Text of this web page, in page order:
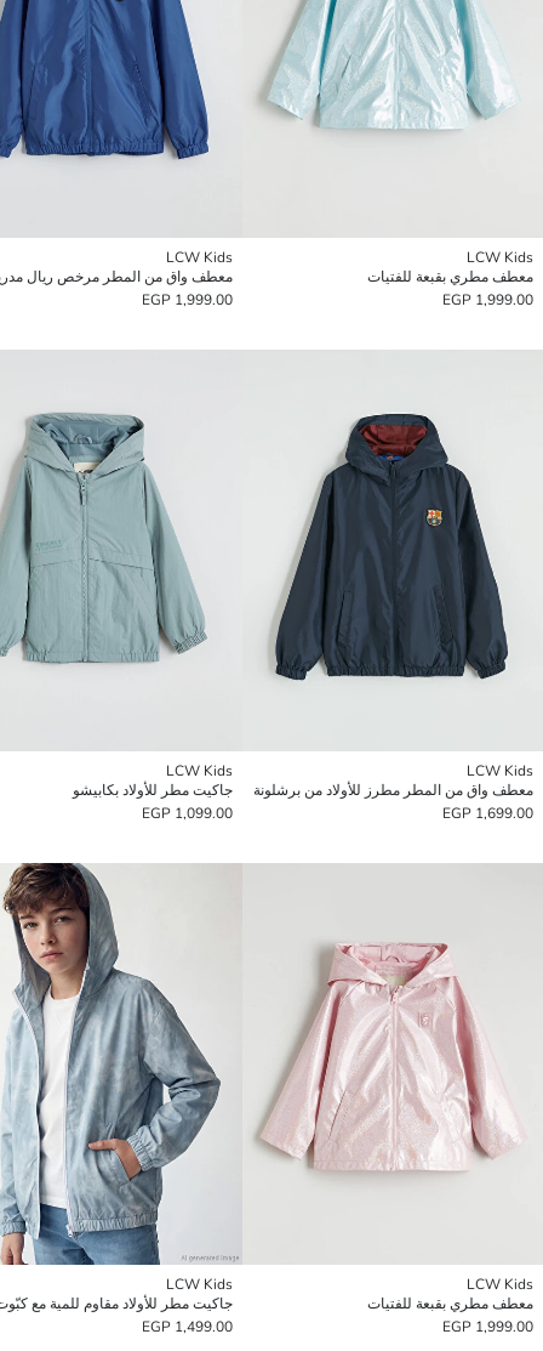
LCW Kids
معطف مطري بقبعة للفتيات
1,999.00 EGP
LCW Kids
معطف واق من المطر مرخص ريال مدريد
1,999.00 EGP
LCW Kids
معطف واق من المطر مطرز للأولاد من برشلونة
1,699.00 EGP
LCW Kids
جاكيت مطر للأولاد بكابيشو
1,099.00 EGP
LCW Kids
معطف مطري بقبعة للفتيات
1,999.00 EGP
LCW Kids
جاكيت مطر للأولاد مقاوم للمية مع
1,499.00 EGP